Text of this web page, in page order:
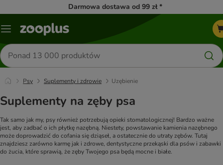
Darmowa dostawa od 99 zł *
Menu
Szukaj
produktów
Psy Suplementy i zdrowie Uzębienie
Suplementy na zęby psa
Tak samo jak my, psy również potrzebują opieki stomatologicznej! Bardzo ważne
jest, aby zadbać o ich płytkę nazębną. Niestety, powstawanie kamienia nazębnego
może doprowadzić do cofania się dziąseł, a ostatecznie do utraty zębów. Tutaj
znajdziesz zarówno karmę jak i zdrowe, dentystyczne przekąski dla psów i zabawki
do żucia, które sprawią, że zęby Twojego psa będą mocne i białe.